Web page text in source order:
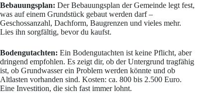
Bebauungsplan: Der Bebauungsplan der Gemeinde legt fest,
was auf einem Grundstück gebaut werden darf –
Geschossanzahl, Dachform, Baugrenzen und vieles mehr.
Lies ihn sorgfältig, bevor du kaufst.
Bodengutachten: Ein Bodengutachten ist keine Pflicht, aber
dringend empfohlen. Es zeigt dir, ob der Untergrund tragfähig
ist, ob Grundwasser ein Problem werden könnte und ob
Altlasten vorhanden sind. Kosten: ca. 800 bis 2.500 Euro.
Eine Investition, die sich fast immer lohnt.